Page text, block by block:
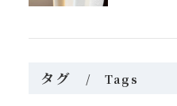
タグ Tags